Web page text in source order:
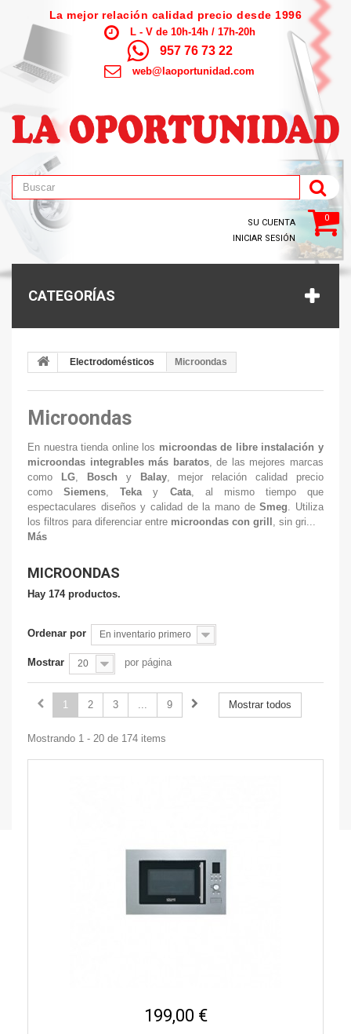
La mejor relación calidad precio desde 1996
L - V de 10h-14h / 17h-20h
957 76 73 22
web@laoportunidad.com
0
SU CUENTA
INICIAR SESIÓN
CATEGORÍAS
Electrodomésticos Microondas
Microondas
En nuestra tienda online los microondas de libre instalación y
microondas integrables más baratos, de las mejores marcas
como
LG, Bosch y Balay, mejor relación calidad precio
como Siemens,Tekay Cata, al mismo tiempo que
espectaculares diseños y calidad de la mano deSmeg. Utiliza
los filtros para diferenciar entre microondas con grill , sin gri...
Más
MICROONDAS
Hay 174 productos.
Ordenar por En inventario primero
Mostrar 20 por página
Mostrar todos
1 2 3 ... 9
Mostrando 1 - 20 de 174 items
199,00 €